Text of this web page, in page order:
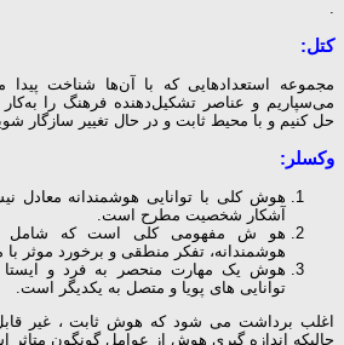
کتل:
مجموعه استعدادهایی كه با آن‌ها شناخت پیدا
می‌سپاریم و عناصر تشكیل‌دهنده فرهنگ را به‌كار
حل كنیم و با محیط ثابت و در حال تغییر سازگار
وکسلر:
هوش کلی با توانایی هوشمندانه معادل
آشکار شخصیت مطرح است.
هو ش مفهومی کلی است که شامل
هوشمندانه، تفکر منطقی و برخورد موثر
هوش یک مهارت منحصر به فرد و ایستا
توانایی های پویا و متصل به یکدیگر است.
اغلب برداشت می شود که هوش ثابت ، غیر
حالیکه اندازه گیری هوش از عوامل گونگون متاثر